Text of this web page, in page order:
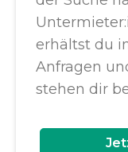
erhältst du
Anfragen
stehen dir